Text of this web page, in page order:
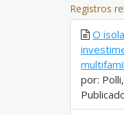
Registros
O
por: